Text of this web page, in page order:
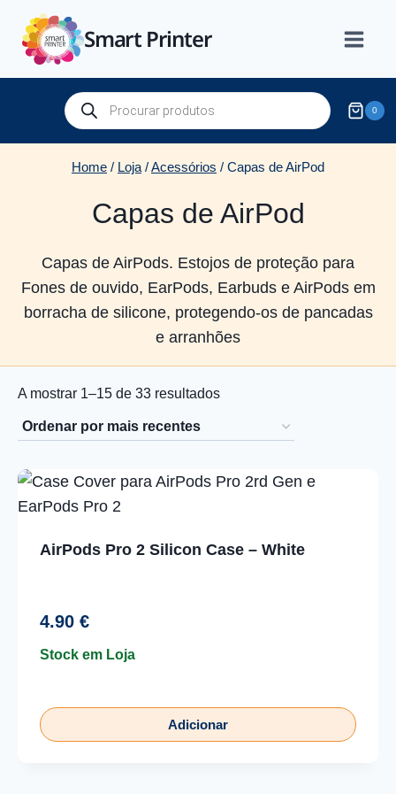
content
Smart Printer
Products
search
0
Home / Loja /Acessórios / Capas de AirPod
Capas de AirPod
Capas de AirPods. Estojos de proteção para
Fones de ouvido, EarPods, Earbuds e AirPods em
borracha de silicone, protegendo-os de pancadas
e arranhões
A mostrar 1–15 de 33 resultadosOrdenado
mais
recentes
AirPods Pro 2 Silicon Case – White
4.90 €
Stock em Loja
Adicionar